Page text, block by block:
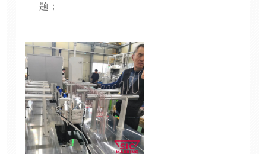
题；